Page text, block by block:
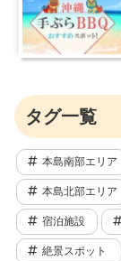
タグ一覧
本島南部エリア
本島北部エリア
宿泊施設
絶景スポット